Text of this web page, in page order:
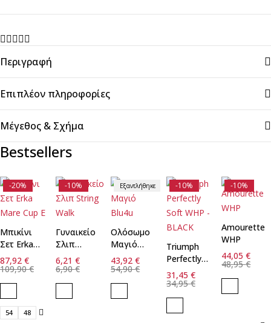
Περιγραφή
Επιπλέον πληροφορίες
Μέγεθος & Σχήμα
Bestsellers
-20%
Μπικίνι
Σετ Erka
Mare Cup
E
109,90€
87,92 €
54 48
-10%
Γυναικείο
Σλιπ
String
Walk
6,90€
6,21 €
Εξαντλήθηκε
Ολόσωμο
Μαγιό
Blu4u
54,90€
43,92€
-10%
Triumph
Perfectly
Soft WHP
- BLACK
34,95€
31,45 €
-10%
Amourette
WHP
48,95€
44,05€